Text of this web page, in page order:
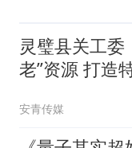
灵璧县关工委
老”资源 打造
安青传媒